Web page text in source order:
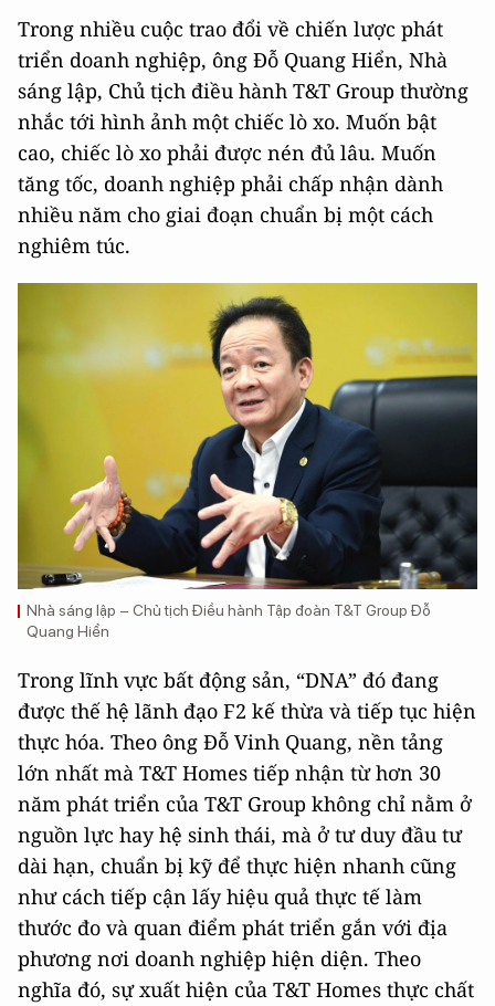
Trong nhiều cuộc trao đổi về chiến lược phát
triển doanh nghiệp, ông Đỗ Quang Hiển, Nhà
sáng lập, Chủ tịch điều hành T&T Group thường
nhắc tới hình ảnh một chiếc lò xo. Muốn bật
cao, chiếc lò xo phải được nén đủ lâu. Muốn
tăng tốc, doanh nghiệp phải chấp nhận dành
nhiều năm cho giai đoạn chuẩn bị một cách
nghiêm túc.
Nhà sáng lập – Chủ tịch Điều hành Tập đoàn T&T Group Đỗ
Quang Hiển
Trong lĩnh vực bất động sản, “DNA” đó đang
được thế hệ lãnh đạo F2 kế thừa và tiếp tục hiện
thực hóa. Theo ông Đỗ Vinh Quang, nền tảng
lớn nhất mà T&T Homes tiếp nhận từ hơn 30
năm phát triển của T&T Group không chỉ nằm ở
nguồn lực hay hệ sinh thái, mà ở tư duy đầu tư
dài hạn, chuẩn bị kỹ để thực hiện nhanh cũng
như cách tiếp cận lấy hiệu quả thực tế làm
thước đo và quan điểm phát triển gắn với địa
phương nơi doanh nghiệp hiện diện. Theo
nghĩa đó, sự xuất hiện của T&T Homes thực chất